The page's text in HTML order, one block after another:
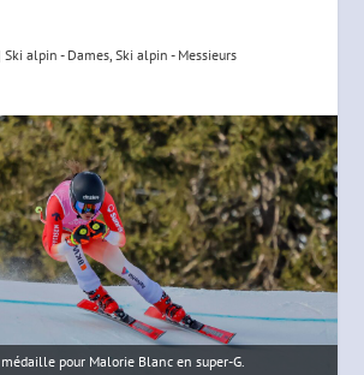
|Ski alpin - Dames,Ski alpin - Messieurs
pour Malorie Blanc en super-G.